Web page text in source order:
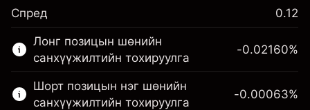
Энэ санхүүгийн зах зээл зөвхөн CFD
арилжаанд зориулагдсан.
Дэлгэрэнгүй мэдээллийг:
CFD-үүд
Спред 0.12
Лонг позицын шөнийн
санхүүжилтийн тохируулга
-0.02160%
Шорт позицын нэг шөнийн
санхүүжилтийн тохируулга
-0.00063%